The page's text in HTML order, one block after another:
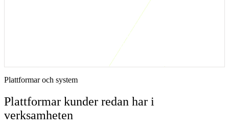
Servicerapportering passar när ärenden, arbetsorder, tid och
avvikelser finns men ingen ser var ledtiden försvinner. Första
versionen bör visa ärendevolym, öppet läge, första svar,
Plattformar och system
Plattformar kunder redan har i
verksamheten